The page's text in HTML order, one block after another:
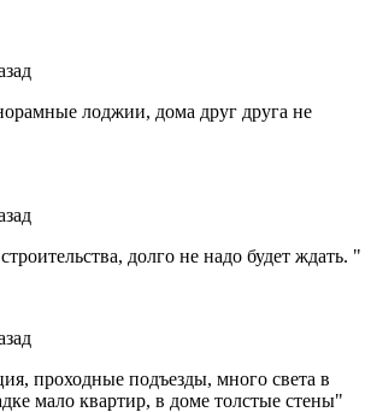
лоджии, дома друг друга не
долго не надо будет ждать. "
проходные подъезды, много света в
мало квартир, в доме толстые стены"